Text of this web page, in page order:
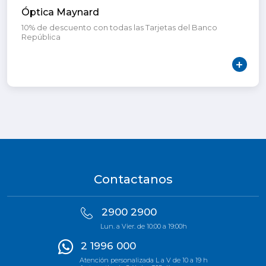
Óptica Maynard
10% de descuento con todas las Tarjetas del Banco
República
Contactanos
2900 2900
Lun. a Vier. de 10:00 a 19:00h
2 1996 000
Atención personalizada L a V de 10 a 19 h